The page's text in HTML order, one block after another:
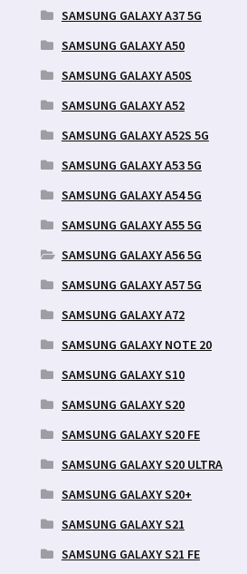
SAMSUNG GALAXY A37 5G
SAMSUNG GALAXY A50
SAMSUNG GALAXY A50S
SAMSUNG GALAXY A52
SAMSUNG GALAXY A52S 5G
SAMSUNG GALAXY A53 5G
SAMSUNG GALAXY A54 5G
SAMSUNG GALAXY A55 5G
SAMSUNG GALAXY A56 5G
SAMSUNG GALAXY A57 5G
SAMSUNG GALAXY A72
SAMSUNG GALAXY NOTE 20
SAMSUNG GALAXY S10
SAMSUNG GALAXY S20
SAMSUNG GALAXY S20 FE
SAMSUNG GALAXY S20 ULTRA
SAMSUNG GALAXY S20+
SAMSUNG GALAXY S21
SAMSUNG GALAXY S21 FE